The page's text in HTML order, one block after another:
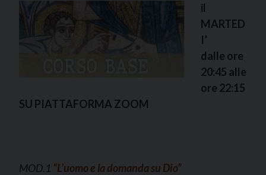
il
MARTED
I’
dalle ore
20:45 alle
ore 22:15
SU PIATTAFORMA ZOOM
MOD.1 “L’uomo e la domanda su Dio”